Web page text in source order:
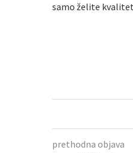
samo želite
prethodna objava